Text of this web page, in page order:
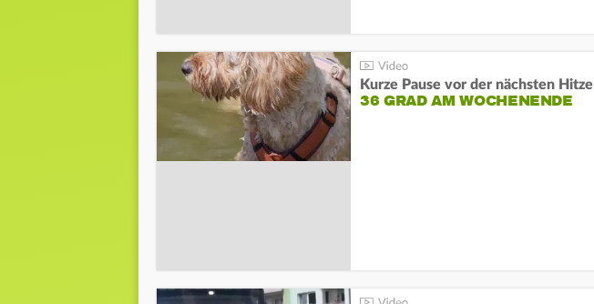
Kurze Pause vor der nächsten Hitze
36 GRAD AM WOCHENENDE